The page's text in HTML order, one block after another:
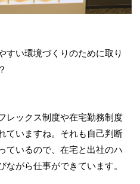
すい環境づくりのために取り
レックス制度や在宅勤務制度
ていますね。それも自己判断
ているので、在宅と出社のハ
ながら仕事ができています。